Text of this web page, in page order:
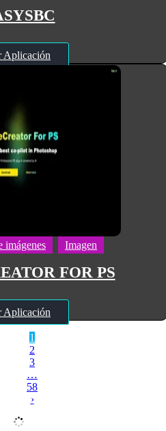
Aplicación
imágenes Imagen
FOR PS
Aplicación
1
2
3
…
58
›